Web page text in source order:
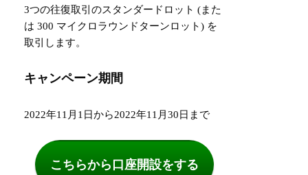
3つの往復取引のスタンダードロット (また
は 300 マイクロラウンドターンロット) を
取引します。
キャンペーン期間
2022年11月1日から2022年11月30日まで
こちらから口座開設をする